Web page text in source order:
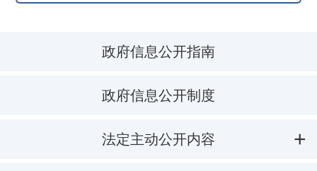
政府信息公开指南
政府信息公开制度
法定主动公开内容